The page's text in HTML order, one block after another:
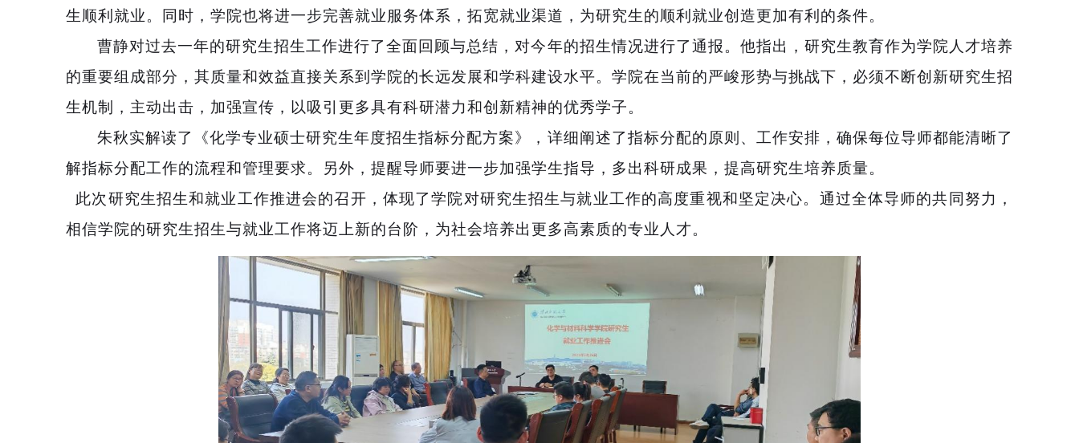
生顺利就业。
同时，学院也将进一步完善就业服务体系，拓宽就业渠道，为研究生的顺利就业创造更加有利的条件。
曹静对过去一年的研究生招生工作进行了全面回顾与总结 ，对今年的招生情况进行了通报。他指出，研究生教育作为学院人才培养
的重要组成部分，其质量和效益直接关系到学院的长远发展和学科建设水平。 学院在当前的严峻形势与挑战下 ， 必须不断创新研究生招
生机制， 主动出击， 加强宣传，以吸引更多具有科研潜力和创新精神的优秀学子。
朱秋实解读了《化学专业硕士研究生年度招生指标分配方案》
， 详细阐述了指标分配的原则、工作安排，确保每位导师都能清晰了
解指标分配工作的流程和管理要求。另外，提醒导师要进一步加强学生指导，多出科研成果，提高研究生培养质量。
此次研究生招生和就业工作推进会的召开，体现了学院对研究生招生与就业工作的高度重视和坚定决心。通过全体导师的共同努力，
相信学院的研究生招生与就业工作将迈上新的台阶，为社会培养出更多高素质的专业人才。